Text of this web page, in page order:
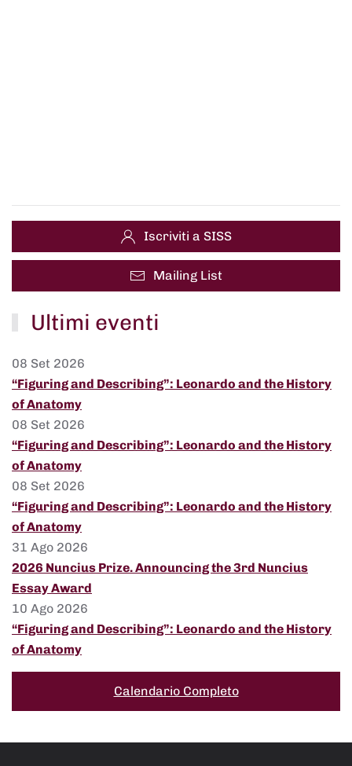
Iscriviti a SISS
Mailing List
Ultimi eventi
08 Set 2026
“Figuring and Describing”: Leonardo and the History
of Anatomy
08 Set 2026
“Figuring and Describing”: Leonardo and the History
of Anatomy
08 Set 2026
“Figuring and Describing”: Leonardo and the History
of Anatomy
31 Ago 2026
2026 Nuncius Prize. Announcing the 3rd Nuncius
Essay Award
10 Ago 2026
“Figuring and Describing”: Leonardo and the History
of Anatomy
Calendario Completo